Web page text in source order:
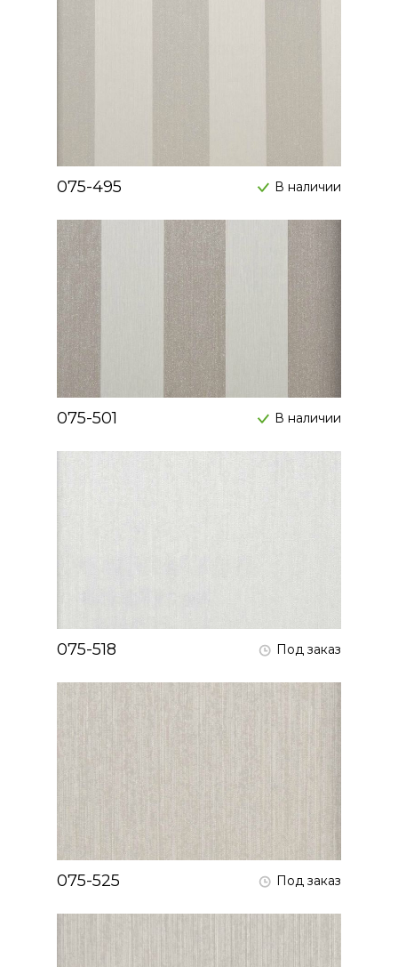
075-495 В наличии
075-501 В наличии
075-518 Под заказ
075-525 Под заказ